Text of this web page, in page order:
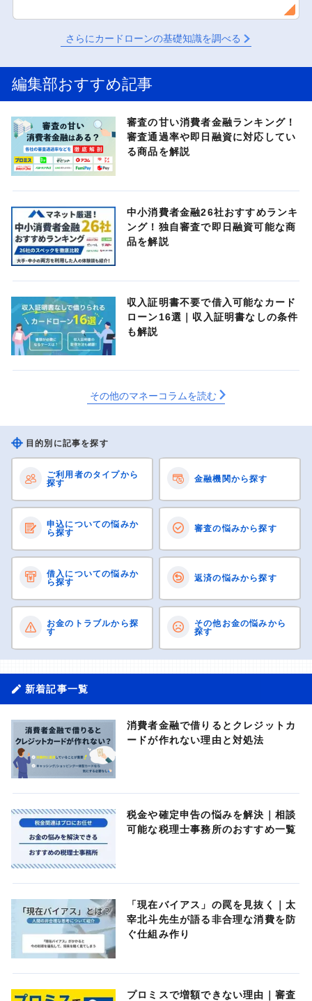
さらにカードローンの基礎知識を調べる
編集部おすすめ記事
審査の甘い消費者金融ランキング！
審査通過率や即日融資に対応してい
る商品を解説
中小消費者金融26社おすすめランキ
ング！独自審査で即日融資可能な商
品を解説
収入証明書不要で借入可能なカード
ローン16選｜収入証明書なしの条件
も解説
その他のマネーコラムを読む
目的別に記事を探す
ご利用者のタイプから
探す
金融機関から探す
申込についての悩みか
ら探す
審査の悩みから探す
借入についての悩みか
ら探す
返済の悩みから探す
お金のトラブルから探
す
その他お金の悩みから
探す
新着記事一覧
消費者金融で借りるとクレジットカ
ードが作れない理由と対処法
税金や確定申告の悩みを解決｜相談
可能な税理士事務所のおすすめ一覧
「現在バイアス」の罠を見抜く｜太
宰北斗先生が語る非合理な消費を防
ぐ仕組み作り
プロミスで増額できない理由｜審査